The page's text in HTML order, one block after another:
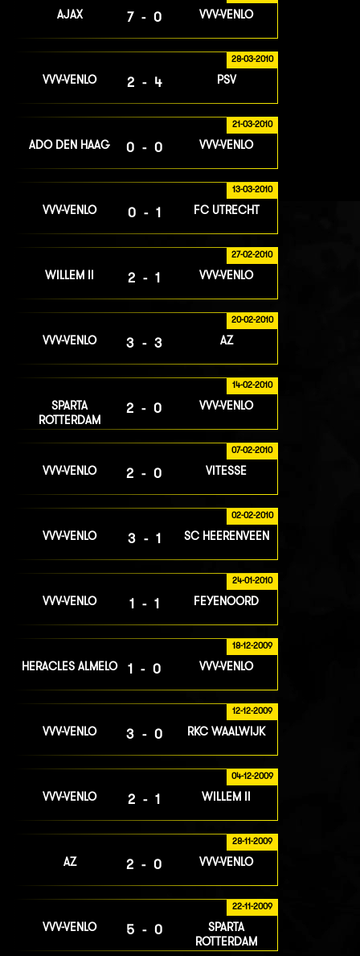
AJAX 7-0 VVV-VENLO
28-03-2010
VVV-VENLO 2-4 PSV
21-03-2010
ADO DEN HAAG 0-0 VVV-VENLO
13-03-2010
VVV-VENLO 0-1 FC UTRECHT
27-02-2010
WILLEM II 2-1 VVV-VENLO
20-02-2010
VVV-VENLO 3-3 AZ
14-02-2010
SPARTA
ROTTERDAM
2-0 VVV-VENLO
07-02-2010
VVV-VENLO 2-0 VITESSE
02-02-2010
VVV-VENLO 3-1 SC HEERENVEEN
24-01-2010
VVV-VENLO 1-1 FEYENOORD
18-12-2009
HERACLES ALMELO 1-0 VVV-VENLO
12-12-2009
VVV-VENLO 3-0 RKC WAALWIJK
04-12-2009
VVV-VENLO 2-1 WILLEM II
28-11-2009
AZ 2-0 VVV-VENLO
22-11-2009
VVV-VENLO 5-0
SPARTA
ROTTERDAM